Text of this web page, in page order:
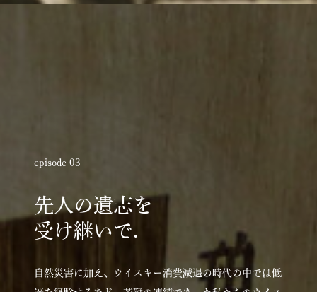
episode 03
先人の遺志を
受け継いで.
自然災害に加え、ウイスキー消費減退の時代の中では低